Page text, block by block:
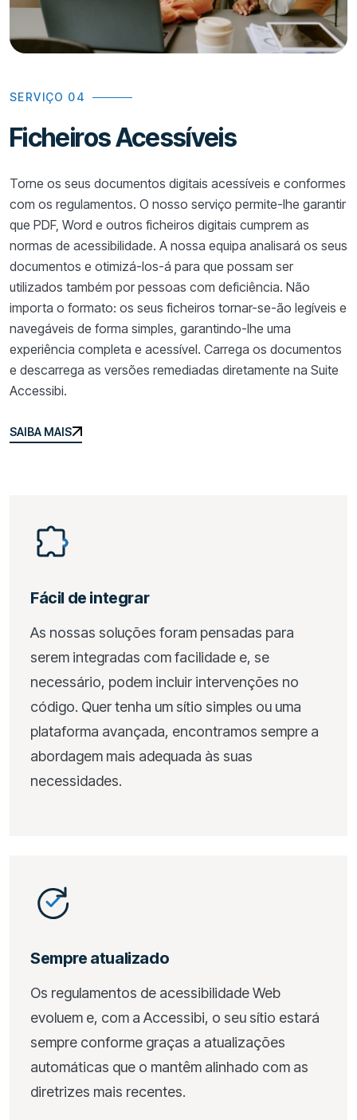
SERVIÇO 04
Ficheiros Acessíveis
Torne os seus documentos digitais acessíveis e conformes
com os regulamentos. O nosso serviço permite-lhe garantir
que PDF, Word e outros ficheiros digitais cumprem as
normas de acessibilidade. A nossa equipa analisará os seus
documentos e otimizá-los-á para que possam ser
utilizados também por pessoas com deficiência. Não
importa o formato: os seus ficheiros tornar-se-ão legíveis e
navegáveis de forma simples, garantindo-lhe uma
experiência completa e acessível. Carrega os documentos
e descarrega as versões remediadas diretamente na Suite
Accessibi.
SAIBA MAIS
SAIBA MAIS
Fácil de integrar
As nossas soluções foram pensadas para
serem integradas com facilidade e, se
necessário, podem incluir intervenções no
código. Quer tenha um sítio simples ou uma
plataforma avançada, encontramos sempre a
abordagem mais adequada às suas
necessidades.
Sempre atualizado
Os regulamentos de acessibilidade Web
evoluem e, com a Accessibi, o seu sítio estará
sempre conforme graças a atualizações
automáticas que o mantêm alinhado com as
diretrizes mais recentes.